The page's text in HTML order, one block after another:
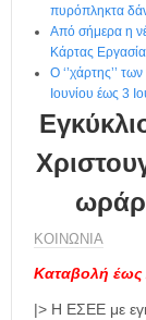
πυρόπληκτα
Από σήμερα η
Κάρτας
Ο ‘’χάρτης’’
Ιουνίου έως 3
ΚΟΙΝΩΝΙΑ
Καταβολή έως
|> Η ΕΣΕΕ με